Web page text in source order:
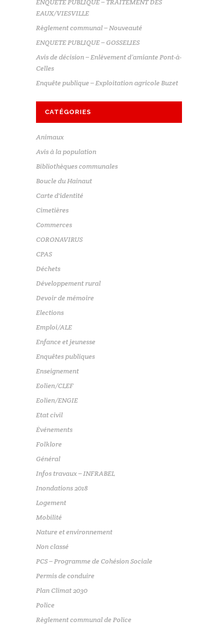
EAUX/VIESVILLE
Règlement communal – Nouveauté
ENQUETE PUBLIQUE – GOSSELIES
Avis de décision – Enlèvement d’amiante Pont-à-
Celles
Enquête publique – Exploitation agricole Buzet
CATÉGORIES
Animaux
Avis à la population
Bibliothèques communales
Boucle du Hainaut
Carte d'identité
Cimetières
Commerces
CORONAVIRUS
CPAS
Déchets
Développement rural
Devoir de mémoire
Elections
Emploi/ALE
Enfance et jeunesse
Enquêtes publiques
Enseignement
Eolien/CLEF
Eolien/ENGIE
Etat civil
Événements
Folklore
Général
Infos travaux – INFRABEL
Inondations 2018
Logement
Mobilité
Nature et environnement
Non classé
PCS – Programme de Cohésion Sociale
Permis de conduire
Plan Climat 2030
Police
Règlement communal de Police